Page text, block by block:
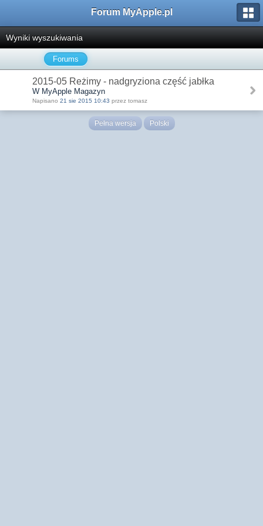
Forum MyApple.pl
Wyniki wyszukiwania
Forums
2015-05 Reżimy - nadgryziona część jabłka
W MyApple Magazyn
Napisano 21 sie 2015 10:43 przez tomasz
Pełna wersja Polski